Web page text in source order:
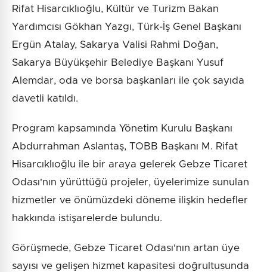
Rifat Hisarcıklıoğlu, Kültür ve Turizm Bakan
Yardımcısı Gökhan Yazgı, Türk-İş Genel Başkanı
Ergün Atalay, Sakarya Valisi Rahmi Doğan,
Sakarya Büyükşehir Belediye Başkanı Yusuf
Alemdar, oda ve borsa başkanları ile çok sayıda
davetli katıldı.
Program kapsamında Yönetim Kurulu Başkanı
Abdurrahman Aslantaş, TOBB Başkanı M. Rifat
Hisarcıklıoğlu ile bir araya gelerek Gebze Ticaret
Odası'nın yürüttüğü projeler, üyelerimize sunulan
hizmetler ve önümüzdeki döneme ilişkin hedefler
hakkında istişarelerde bulundu.
Görüşmede, Gebze Ticaret Odası'nın artan üye
sayısı ve gelişen hizmet kapasitesi doğrultusunda